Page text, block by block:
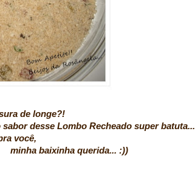
de longe?!
Lombo Recheado super batuta...
:))